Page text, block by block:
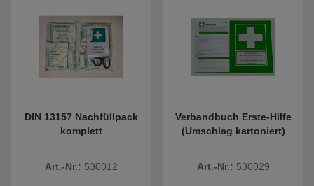
DIN 13157 Nachfüllpack
komplett
Art.-Nr.: 530012
Verbandbuch Erste-Hilfe
(Umschlag kartoniert)
Art.-Nr.: 530029